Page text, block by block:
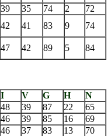
39 35 74 2
72
42 41 83 9 74
47 42 89 5 84
I V G H
N
48 39 87 22
65
46 39 85 16
69
46 37 83 13
70